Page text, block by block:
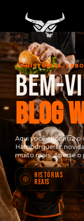
HISTÓRIAS,
BEM-
BLOG
Aqui você encontra o
Hamburgueria:
muito mais.Aperte o
HISTÓRIAS
REAIS